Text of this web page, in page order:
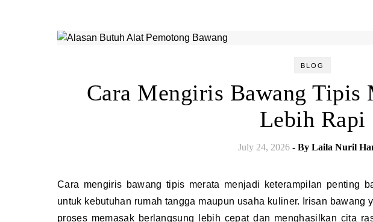
BLOG
Cara Mengiris Bawang Tipis
Lebih Rapi
July 24, 2026 - By Laila Nuril
Cara mengiris bawang tipis merata menjadi keterampilan penting bagi siapa saja yang sering memasak, baik
untuk kebutuhan rumah tangga maupun usaha kuliner. Irisan bawang
proses memasak berlangsung lebih cepat dan menghasilkan cita